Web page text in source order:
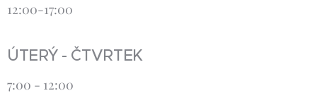
12:00-17:00
ÚTERÝ - ČTVRTEK
7:00 - 12:00